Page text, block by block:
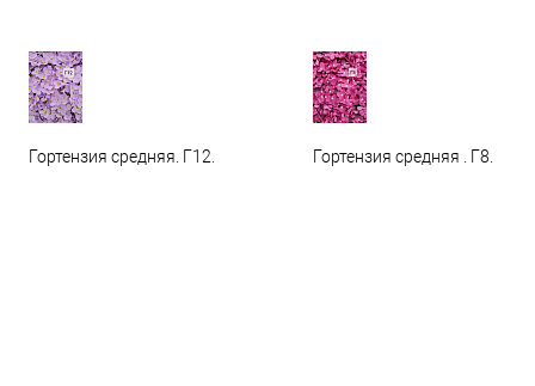
Гортензия средняя. Г12. Гортензия средняя . Г8.